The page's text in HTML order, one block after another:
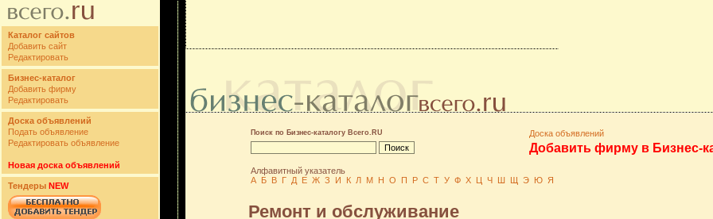
Каталог сайтов
Добавить сайт
Редактировать
Бизнес-каталог
Добавить фирму
Редактировать
Доска объявлений
Подать объявление
Редактировать объявление
Новая доска объявлений
Тендеры NEW
Поиск по Бизнес-каталогу Всего.RU Доска объявлений
Добавить фирму в Бизнес-
Алфавитный указатель
А Б В Г Д Е Ж З И К Л М Н О П Р С Т У Ф Х Ц Ч Ш Щ Э Ю Я
Ремонт и обслуживание